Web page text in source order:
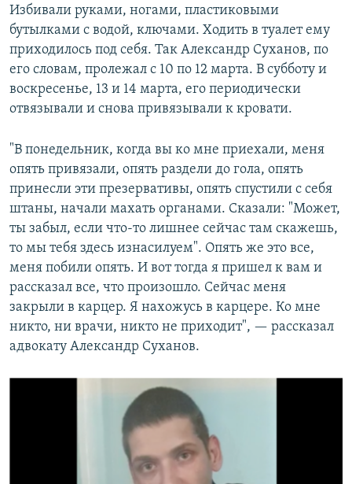
Избивали руками, ногами, пластиковыми
бутылками с водой, ключами. Ходить в туалет ему
приходилось под себя. Так Александр Суханов, по
его словам, пролежал с 10 по 12 марта. В субботу и
воскресенье, 13 и 14 марта, его периодически
отвязывали и снова привязывали к кровати.
"В понедельник, когда вы ко мне приехали, меня
опять привязали, опять раздели до гола, опять
принесли эти презервативы, опять спустили с себя
штаны, начали махать органами. Сказали: "Может,
ты забыл, если что-то лишнее сейчас там скажешь,
то мы тебя здесь изнасилуем". Опять же это все,
меня побили опять. И вот тогда я пришел к вам и
рассказал все, что произошло. Сейчас меня
закрыли в карцер. Я нахожусь в карцере. Ко мне
никто, ни врачи, никто не приходит", — рассказал
адвокату Александр Суханов.